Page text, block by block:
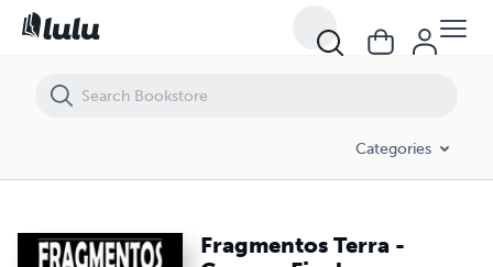
Categories
Fragmentos Terra -
Fragmentos Terra - Guerras Final